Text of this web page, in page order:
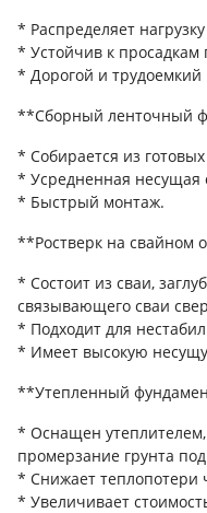
* Распределяет
* Устойчив к просадкам
* Дорогой и трудоемкий
**Сборный ленточный
* Собирается из
* Усредненная несущая
* Быстрый монтаж.
**Ростверк на свайном
* Состоит из сваи,
связывающего сваи
* Подходит для
* Имеет высокую
**Утепленный
* Оснащен
промерзание грунта
* Снижает теплопотери
* Увеличивает